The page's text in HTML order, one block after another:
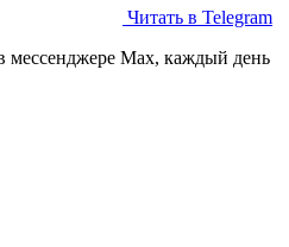
Читать в Telegram
Max, каждый день